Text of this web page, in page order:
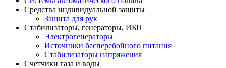
Средства индивидуальной защиты
Защита для рук
Стабилизаторы, генераторы, ИБП
Электрогенераторы
Источники бесперебойного питания
Стабилизаторы напряжения
Счетчики газа и воды